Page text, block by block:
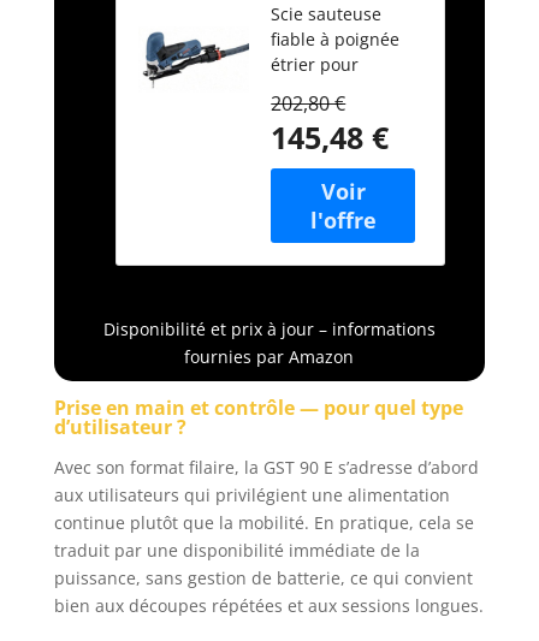
GST 90 E (650
W, 1 lame de
scie, set
d’aspiration,
pare-éclats,
capapcité de
coupe dans le
bois : 90 mm,
coffret de
transport)
Scie sauteuse
fiable à poignée
étrier pour
d’entrée de
gamme
Changement de
lame simple et
sans clé grâce au
système SDS
Bosch Moteur
progression de
travail rapide La
permet de réaliser
profondeur de 90
mm dans le bois,
20 mm dans
l’aluminium et 10
mm dans l’acier
non allié Livré
avec : GST 90 E, 1
202,80 €
145,48 €
Disponibilité et prix à jour – informations
fournies par Amazon
Prise en main et contrôle — pour quel type
d’utilisateur ?
Avec son format filaire, la GST 90 E s’adresse d’abord
aux utilisateurs qui privilégient une alimentation
continue plutôt que la mobilité. En pratique, cela se
traduit par une disponibilité immédiate de la
puissance, sans gestion de batterie, ce qui convient
bien aux découpes répétées et aux sessions longues.